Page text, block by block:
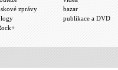
zprávy
bazar
publikace a DVD